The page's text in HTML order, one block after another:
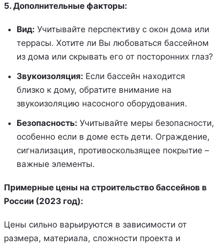
5. Дополнительные факторы:
Вид: Учитывайте перспективу с окон дома или
террасы. Хотите ли Вы любоваться бассейном
из дома или скрывать его от посторонних глаз?
Звукоизоляция: Если бассейн находится
близко к дому, обратите внимание на
звукоизоляцию насосного оборудования.
Безопасность: Учитывайте меры безопасности,
особенно если в доме есть дети. Ограждение,
сигнализация, противоскользящее покрытие –
важные элементы.
Примерные цены на строительство бассейнов в
России (2023 год):
Цены сильно варьируются в зависимости от
размера, материала, сложности проекта и